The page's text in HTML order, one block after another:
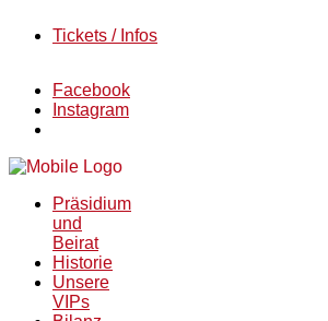
Tickets / Infos
Facebook
Instagram
Präsidium
und
Beirat
Historie
Unsere
VIPs